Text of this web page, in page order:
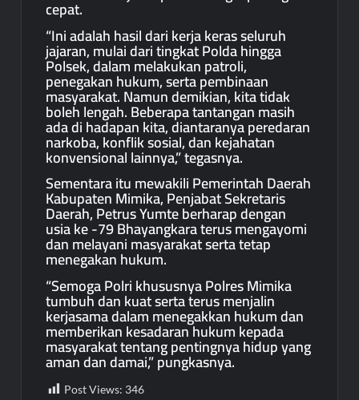
cepat.
“Ini adalah hasil dari kerja keras seluruh
jajaran, mulai dari tingkat Polda hingga
Polsek, dalam melakukan patroli,
penegakan hukum, serta pembinaan
masyarakat. Namun demikian, kita tidak
boleh lengah. Beberapa tantangan masih
ada di hadapan kita, diantaranya peredaran
narkoba, konflik sosial, dan kejahatan
konvensional lainnya,” tegasnya.
Sementara itu mewakili Pemerintah Daerah
Kabupaten Mimika, Penjabat Sekretaris
Daerah, Petrus Yumte berharap dengan
usia ke -79 Bhayangkara terus mengayomi
dan melayani masyarakat serta tetap
menegakan hukum.
“Semoga Polri khususnya Polres Mimika
tumbuh dan kuat serta terus menjalin
kerjasama dalam menegakkan hukum dan
memberikan kesadaran hukum kepada
masyarakat tentang pentingnya hidup yang
aman dan damai,” pungkasnya.
Post Views: 346